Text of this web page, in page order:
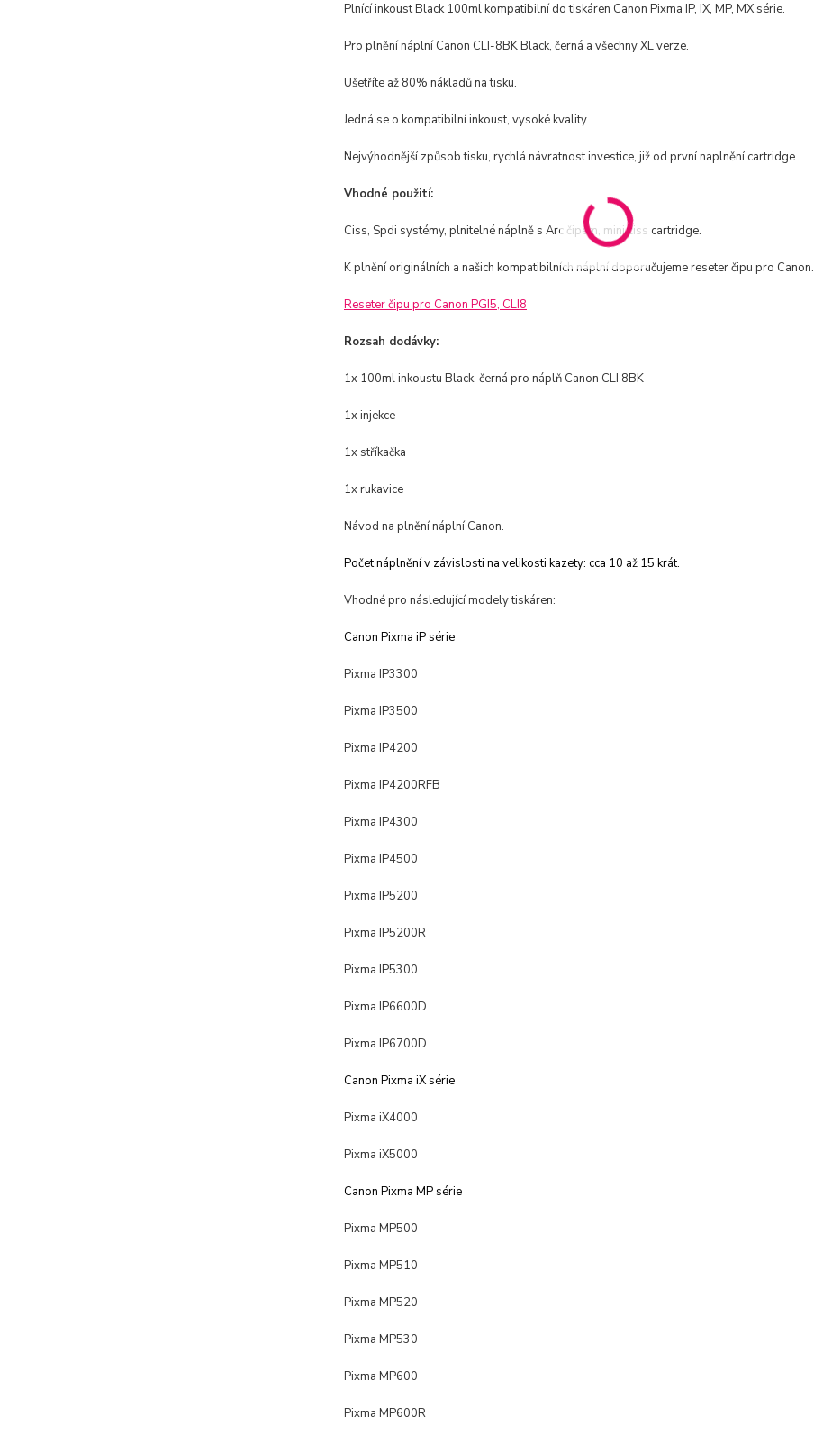
Plnící inkoust Black 100ml kompatibilní do tiskáren Canon Pixma IP, IX, MP, MX série.
Pro plnění náplní Canon CLI-8BK Black, černá a všechny XL verze.
Ušetříte až 80% nákladů na tisku.
Jedná se o kompatibilní inkoust, vysoké kvality.
Nejvýhodnější způsob tisku, rychlá návratnost investice, již od první naplnění cartridge.
Vhodné použití:
Ciss, Spdi systémy, plnitelné náplně s Arc čipem, mini ciss cartridge.
K plnění originálních a našich kompatibilních náplní doporučujeme reseter čipu pro Canon.
Reseter čipu pro Canon PGI5, CLI8
Rozsah dodávky:
1x 100ml inkoustu Black, černá pro náplň Canon CLI 8BK
1x injekce
1x stříkačka
1x rukavice
Návod na plnění náplní Canon.
Počet náplnění v závislosti na velikosti kazety: cca 10 až 15 krát.
Vhodné pro následující modely tiskáren:
Canon Pixma iP série
Pixma IP3300
Pixma IP3500
Pixma IP4200
Pixma IP4200RFB
Pixma IP4300
Pixma IP4500
Pixma IP5200
Pixma IP5200R
Pixma IP5300
Pixma IP6600D
Pixma IP6700D
Canon Pixma iX série
Pixma iX4000
Pixma iX5000
Canon Pixma MP série
Pixma MP500
Pixma MP510
Pixma MP520
Pixma MP530
Pixma MP600
Pixma MP600R